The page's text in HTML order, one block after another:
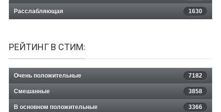
Расслабляющая 1630
РЕЙТИНГ В СТИМ:
Очень положительные 7182
Смешанные 3858
В основном положительные 3366